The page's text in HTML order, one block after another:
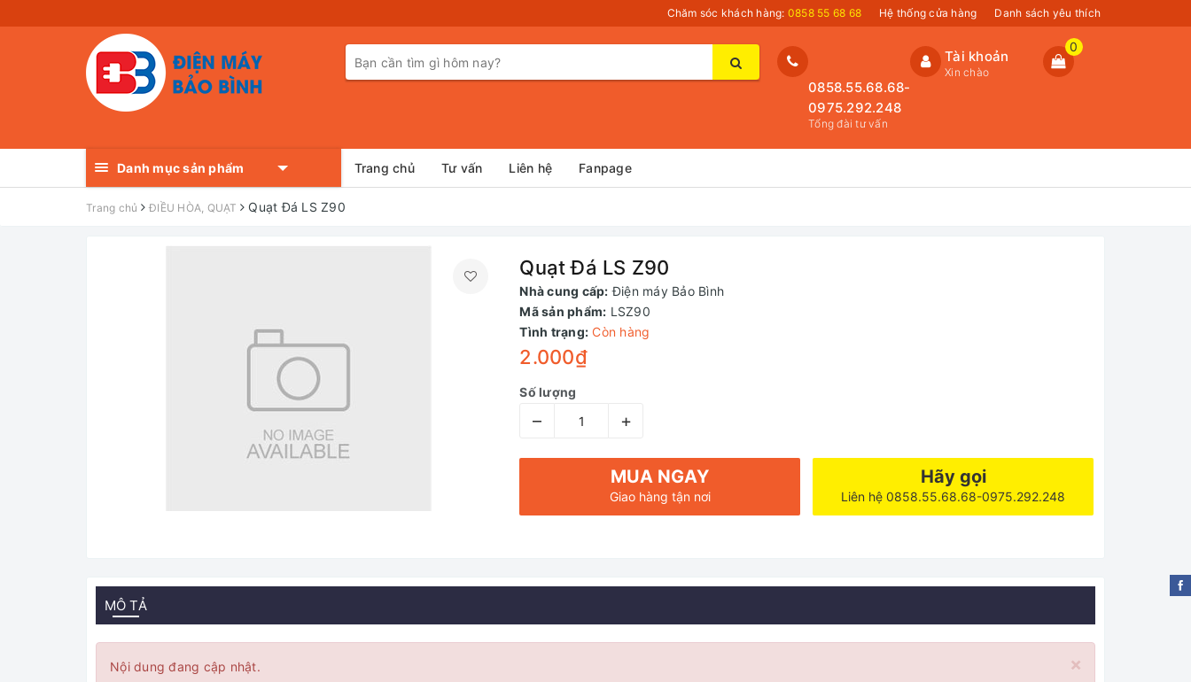
Chăm sóc khách hàng: 0858 55 68 68 Hệ thống cửa hàng Danh sách yêu thích
0858.55.68.68-
0975.292.248
Tổng đài tư vấn
Tài khoản
Xin chào
0
Danh mục sản phẩm Trang chủ Tư vấn Liên hệ Fanpage
Trang chủ ĐIỀU HÒA, QUẠT Quạt Đá LS Z90
Quạt Đá LS Z90
Nhà cung cấp: Điện máy Bảo Bình
Mã sản phẩm: LSZ90
Tình trạng: Còn hàng
2.000₫
Số lượng
– +
MUA NGAY
Giao hàng tận nơi
Hãy gọi
Liên hệ 0858.55.68.68-0975.292.248
MÔ TẢ
×
Nội dung đang cập nhật.